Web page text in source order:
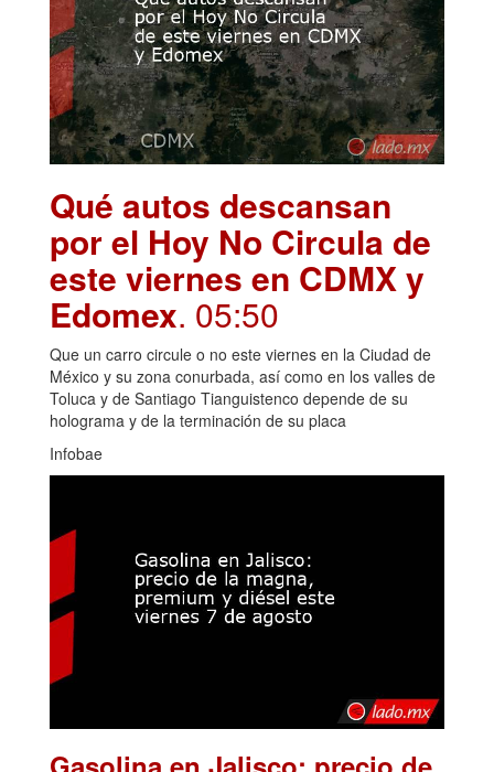
Qué autos descansan
por el Hoy No Circula de
este viernes en CDMX y
Edomex. 05:50
Que un carro circule o no este viernes en la Ciudad de
México y su zona conurbada, así como en los valles de
Toluca y de Santiago Tianguistenco depende de su
holograma y de la terminación de su placa
Infobae